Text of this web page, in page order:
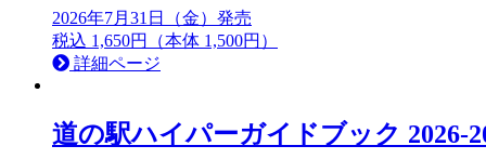
2026年7月31日（金）発売
税込 1,650円（本体 1,500円）
詳細ページ
道の駅ハイパーガイドブック 2026-